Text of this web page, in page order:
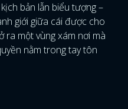
bản lẫn biểu tượng –
giới giữa cái được cho
ra một vùng xám nơi mà
nằm trong tay tôn